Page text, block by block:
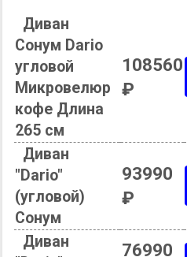
Диван
Сонум Dario
угловой
Микровелюр
кофе Длина
265 см
108560
₽
Диван
"Dario"
(угловой)
Сонум
93990
₽
Диван
76990